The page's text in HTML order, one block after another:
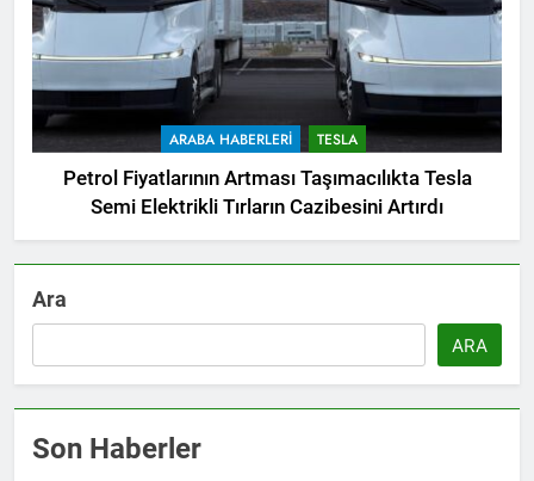
ARABA HABERLERI TESLA
Petrol Fiyatlarının Artması Taşımacılıkta Tesla
Semi Elektrikli Tırların Cazibesini Artırdı
Ara
ARA
Son Haberler